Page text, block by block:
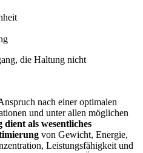
die Haltung nicht
nach einer optimalen
und unter allen möglichen
als wesentliches
von Gewicht, Energie,
Leistungsfähigkeit und